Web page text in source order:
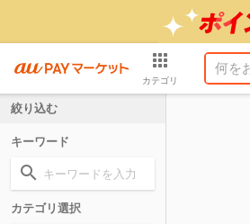
カテゴリ
絞り込む
キーワード
カテゴリ選択